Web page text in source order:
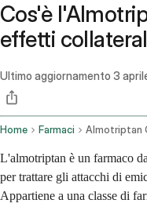
Cos'è
effetti
Ultimo aggiornamento 3
Home Farmaci Almotriptan
L'almotriptan è un farmaco
per trattare gli attacchi di
Appartiene a una classe di